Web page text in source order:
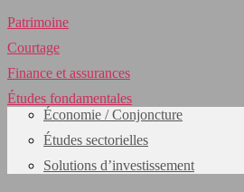
Patrimoine
Courtage
Finance et assurances
Études fondamentales
Économie / Conjoncture
Études sectorielles
Solutions d’investissement